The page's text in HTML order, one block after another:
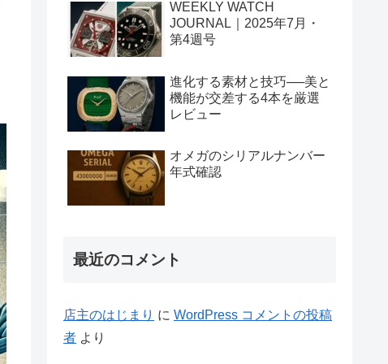
WEEKLY WATCH
JOURNAL｜2025年7月・
第4週号
進化する素材と技巧──美と
機能が交差する4本を厳選
レビュー
オメガのシリアルナンバー
年式確認
最近のコメント
店主のはじまり に WordPress コメントの投稿
者 より